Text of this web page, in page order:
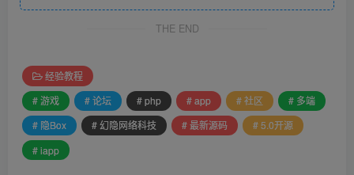
THE END
经验教程
# 游戏
# 论坛 # php # app # 社区
# 多端
# 隐Box
# 幻隐网络科技 # 最新源码
# 5.0开源
# iapp